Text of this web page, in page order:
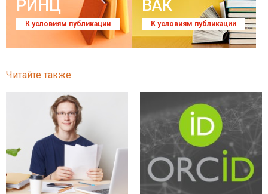
РИНЦ
К условиям публикации
ВАК
К условиям публикации
Читайте также